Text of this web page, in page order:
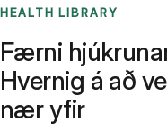
HEALTH LIBRARY
Færni
Hvernig á að
nær yfir